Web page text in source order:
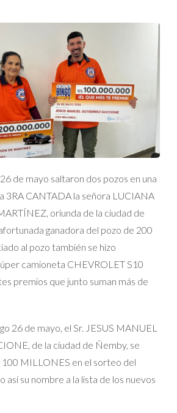
de mayo saltaron dos pozos en una
3RA CANTADA la señora LUCIANA
oriunda de la ciudad de
ganadora del pozo de 200
al pozo también se hizo
camioneta CHEVROLET S10
premios que junto suman más de
26 de mayo, el Sr. JESUS MANUEL
de la ciudad de Ñemby, se
100 MILLONES en el sorteo del
así su nombre a la lista de los nuevos